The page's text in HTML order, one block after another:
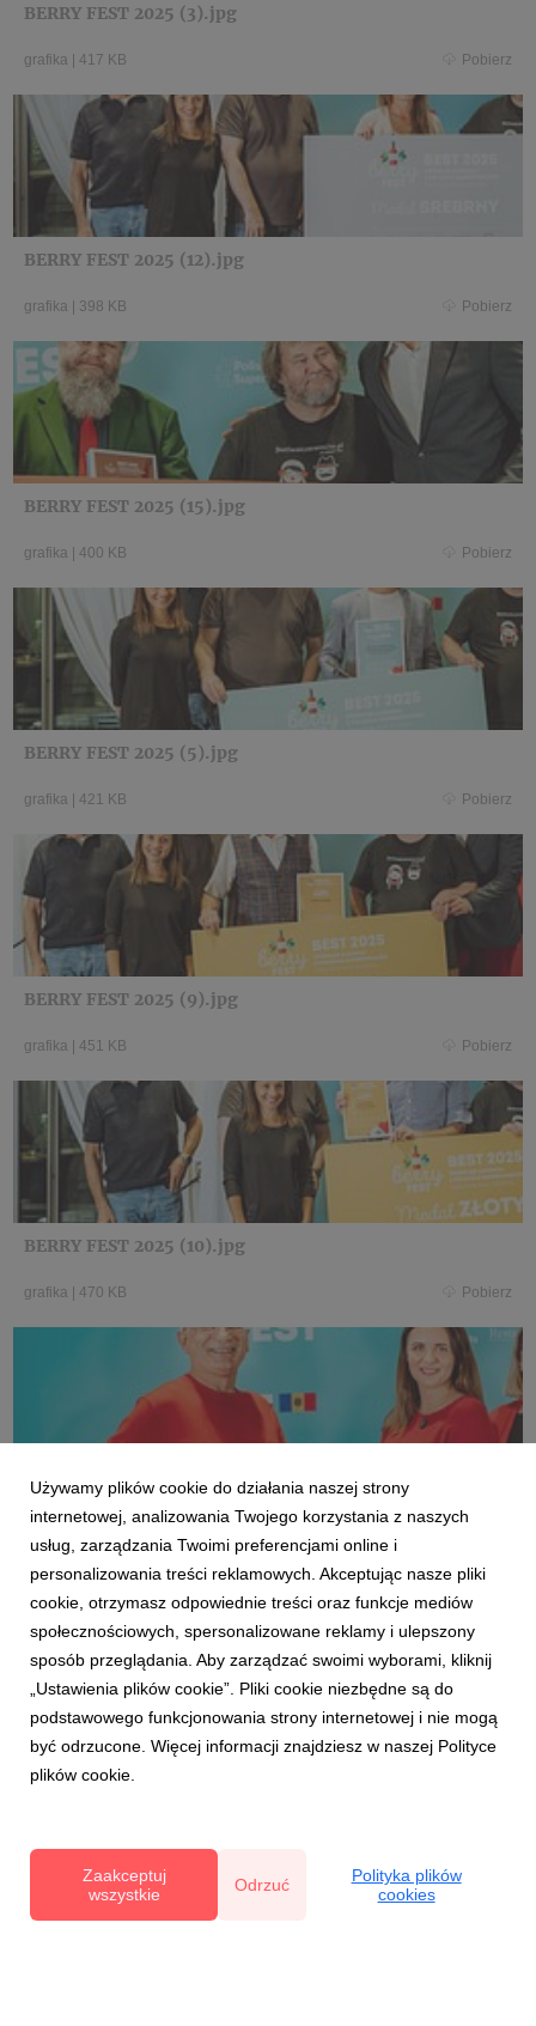
BERRY FEST 2025 (3).jpg
grafika 417 KB Pobierz
BERRY FEST 2025 (12).jpg
grafika 398 KB Pobierz
BERRY FEST 2025 (15).jpg
grafika 400 KB Pobierz
BERRY FEST 2025 (5).jpg
grafika 421 KB Pobierz
BERRY FEST 2025 (9).jpg
grafika 451 KB Pobierz
BERRY FEST 2025 (10).jpg
grafika 470 KB Pobierz
BERRY FEST 2025 (2).jpg
grafika| 408 KB
BERRY FEST 2025 (7).jpg
grafika| 514 KB
Używamy plików cookie do działania naszej strony
internetowej, analizowania Twojego korzystania z naszych
usług, zarządzania Twoimi preferencjami online i
personalizowania treści reklamowych. Akceptując nasze pliki
cookie, otrzymasz odpowiednie treści oraz funkcje mediów
społecznościowych, spersonalizowane reklamy i ulepszony
sposób przeglądania. Aby zarządzać swoimi wyborami, kliknij
„Ustawienia plików cookie”. Pliki cookie niezbędne są do
podstawowego funkcjonowania strony internetowej i nie mogą
być odrzucone. Więcej informacji znajdziesz w naszej Polityce
plików cookie.
Zaakceptuj
wszystkie
Odrzuć
Polityka plików
cookies